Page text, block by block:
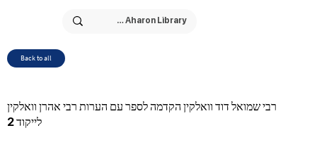
Back to all
רבי שמואל דוד וואלקין הקדמה לספר עם הערות רבי אהרן וואלקין
לייקוד 2